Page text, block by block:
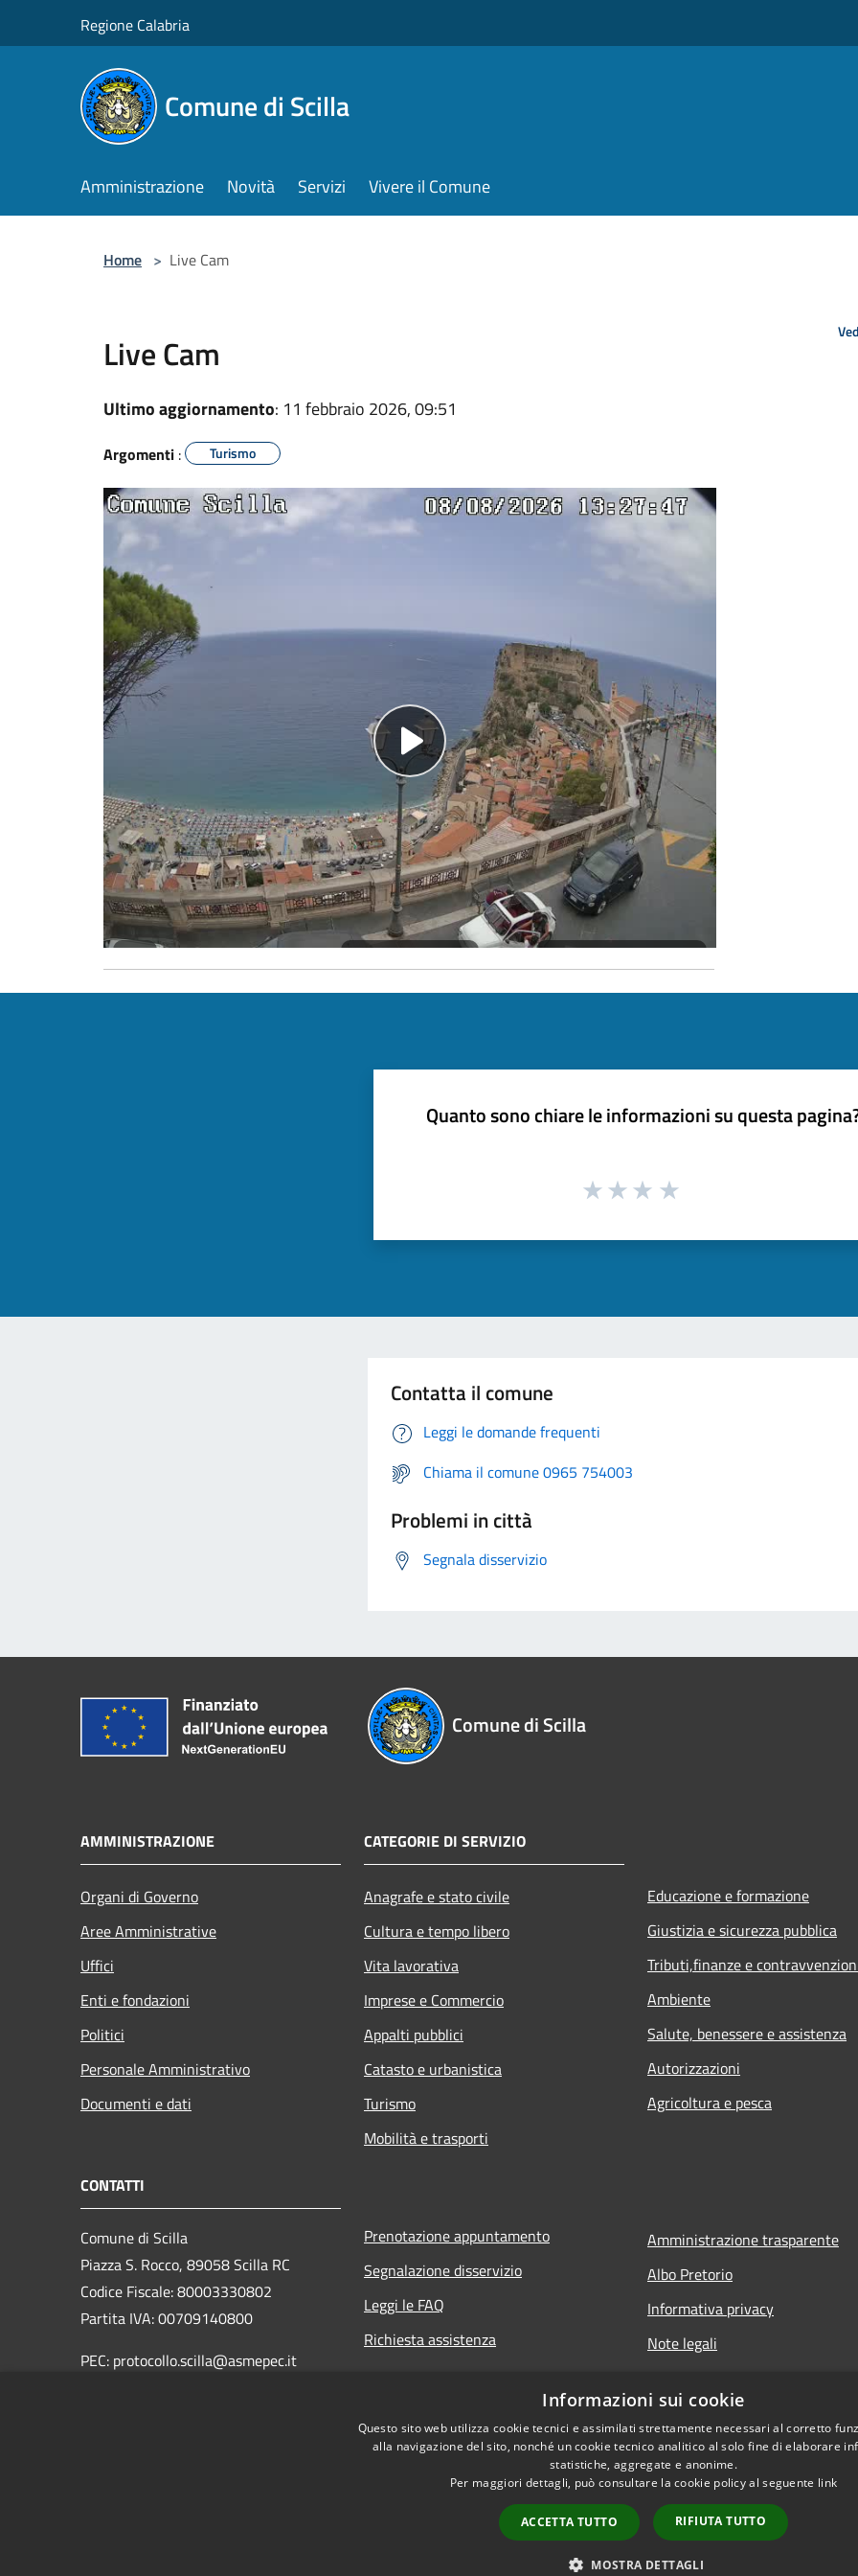
Regione Calabria
Comune di Scilla
Amministrazione Novità Servizi Vivere il Comune
Home > Live Cam
Live Cam
Ultimo aggiornamento: 11 febbraio 2026, 09:51
Argomenti : Turismo
Quanto sono chiare le informazioni su questa
Contatta il comune
Leggi le domande frequenti
Chiama il comune 0965 754003
Problemi in città
Segnala disservizio
Comune di Scilla
AMMINISTRAZIONE
Organi di Governo
Aree Amministrative
Uffici
Enti e fondazioni
Politici
Personale Amministrativo
Documenti e dati
CATEGORIE DI SERVIZIO
Anagrafe e stato civile
Cultura e tempo libero
Vita lavorativa
Imprese e Commercio
Appalti pubblici
Catasto e urbanistica
Turismo
Mobilità e trasporti
Educazione e formazione
Giustizia e sicurezza pubblica
Tributi,finanze e
Ambiente
Salute, benessere e assistenza
Autorizzazioni
Agricoltura e pesca
CONTATTI
Comune di Scilla
Piazza S. Rocco, 89058 Scilla RC
Codice Fiscale: 80003330802
Partita IVA: 00709140800
PEC: protocollo.scilla@asmepec.it
Prenotazione appuntamento
Segnalazione disservizio
Leggi le FAQ
Richiesta assistenza
Amministrazione trasparente
Albo Pretorio
Informativa privacy
Note legali
Copyright © 2026 •
Informazioni sui cookie
Questo sito web utilizza cookie tecnici e assimilati strettamente necessari al corretto
alla navigazione del sito, nonché un cookie tecnico analitico al solo fine di elaborare
statistiche, aggregate e anonime.
Per maggiori dettagli, può consultare la cookie policy al seguente link
ACCETTA TUTTO RIFIUTA TUTTO
MOSTRA DETTAGLI